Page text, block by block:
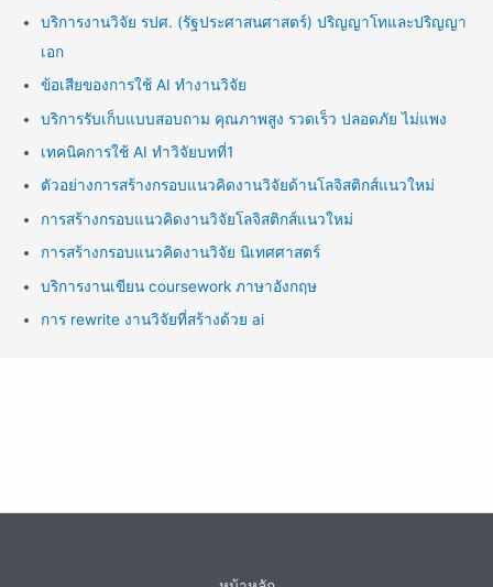
บริการงานวิจัย รปศ. (รัฐประศาสนศาสตร์) ปริญญาโทและปริญญา
เอก
ข้อเสียของการใช้ AI ทำงานวิจัย
บริการรับเก็บแบบสอบถาม คุณภาพสูง รวดเร็ว ปลอดภัย ไม่แพง
เทคนิคการใช้ AI ทำวิจัยบทที่1
ตัวอย่างการสร้างกรอบแนวคิดงานวิจัยด้านโลจิสติกส์แนวใหม่
การสร้างกรอบแนวคิดงานวิจัยโลจิสติกส์แนวใหม่
การสร้างกรอบแนวคิดงานวิจัย นิเทศศาสตร์
บริการงานเขียน coursework ภาษาอังกฤษ
การ rewrite งานวิจัยที่สร้างด้วย ai